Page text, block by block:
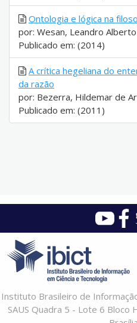
Ontologia e lógica na
por: Wesan, Leandro
Publicado em: (2014)
A crítica hegeliana do
da razão
por: Bezerra, Hildemar de
Publicado em: (2011)
Instituto Brasileiro de
SAUS Quadra 5 - Lote 6 Bloco